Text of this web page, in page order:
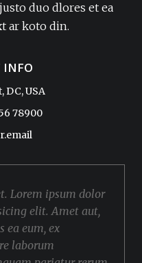
duo dlores et ea
ar koto din.
INFO
DC, USA
78900
Lorem ipsum dolor
elit. Amet aut,
ea eum, ex
laborum